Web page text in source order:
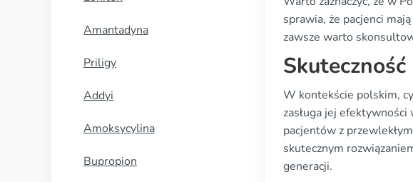
Amantadyna
Priligy
Addyi
Amoksycylina
Bupropion
sprawia, że pacjenci
zawsze warto
W kontekście polskim,
zasługa jej
pacjentów z
skutecznym
generacji.